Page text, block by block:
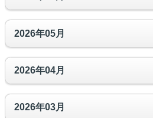
2026年05月
2026年04月
2026年03月